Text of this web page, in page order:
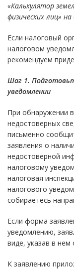
«Калькулятор
физических лиц»
Если налоговый
налоговом
рекомендуем
Шаг 1.
уведомлении
При обнаружении
недостоверных
письменно
заявления о
недостоверной
налоговому
налоговая
налогового
собираетесь
Если форма
уведомлению,
виде, указав в
К заявлению